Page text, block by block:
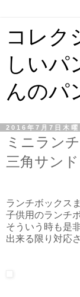
コレク
しいパ
んのパ
2016年7月7日木曜
ミニラン
三角サンド
ランチボックス
子供用のランチ
そういう時も是
出来る限り対応